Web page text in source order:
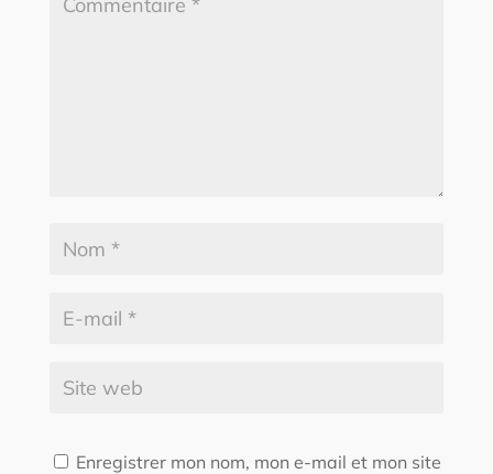
Enregistrer mon nom, mon e-mail et mon site